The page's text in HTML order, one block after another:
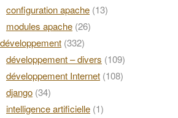
configuration apache (13)
modules apache (26)
développement (332)
développement – divers (109)
développement Internet (108)
django (34)
intelligence artificielle (1)